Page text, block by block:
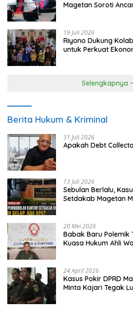
Magetan Soroti
19 Juli 2026
Riyono Dukung
untuk Perkuat
Selengkapnya
Berita Hukum & Kriminal
31 Juli 2026
Apakah Debt
13 Juli 2026
Sebulan Berlalu,
Setdakab Magetan
20 Mei 2026
Babak Baru Polemik
Kuasa Hukum Ahli
24 April 2026
Kasus Pokir DPRD
Minta Kajari Tegak